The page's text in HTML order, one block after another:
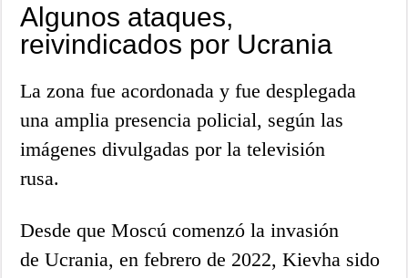
Algunos ataques,
reivindicados por Ucrania
La zona fue acordonada y fue desplegada
una amplia presencia policial, según las
imágenes divulgadas por la televisión
rusa.
Desde que Moscú comenzó la invasión
de Ucrania, en febrero de 2022, Kievha sido